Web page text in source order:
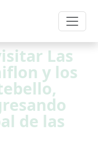
Las
y los
de las